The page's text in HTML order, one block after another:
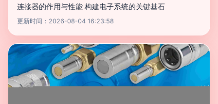
连接器的作用与性能 构建电子系统的关键基石
更新时间：2026-08-04 16:23:58